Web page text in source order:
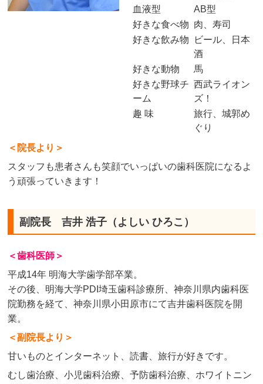
血液型
AB型
好きな食べ物 肉、寿司
好きな飲み物
ビール、日本
酒
好きな動物
馬
好きな野球チ
ーム
西武ライオン
ズ！
趣 味
旅行、城郭め
ぐり
＜院長より＞
スタッフも患者さんも笑顔でいっぱいの歯科医院になるよ
う頑張っていきます！
副院長 吉井 浩子（よしい ひろこ）
＜歯科医師＞
平成14年 明海大学歯学部卒業。
その後、明海大学PDI埼玉歯科診療所、神奈川県内歯科医
院勤務を経て、神奈川県小田原市にて吉井歯科医院を開
業。
＜副院長より＞
甘いものとインターネット、読書、旅行が好きです。
むし歯治療、小児歯科治療、予防歯科治療、ホワイトニン